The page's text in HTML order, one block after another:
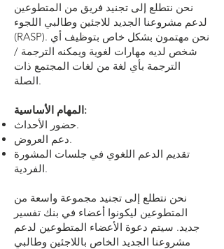
نحن نتطلع إلى تجنيد فريق من المتطوعين
لدعم مشروعنا الجديد للاجئين وطالبي اللجوء
(RASP). نحن مهتمون بشكل خاص بتوظيف أي
شخص لديه مهارات لغوية ويمكنه الترجمة /
الترجمة بأي لغة من لغات المجتمع ذات
الصلة.
المهام الأساسية:
حضور الأحداث.
دعم العروض.
تقديم الدعم اللغوي في جلسات المشورة
الفردية.
نحن نتطلع إلى تجنيد مجموعة واسعة من
المتطوعين ليكونوا أعضاء في بنك تفسير
جديد. سيتم دعوة الأعضاء المتطوعين لدعم
مشروعنا الجديد الخاص باللاجئين وطالبي